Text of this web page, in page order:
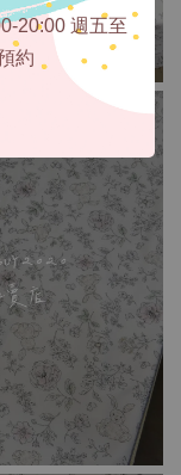
20:00 週五至
約